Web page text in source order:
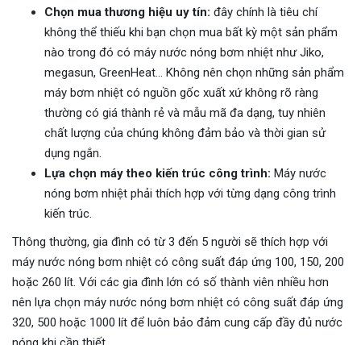
Chọn mua thương hiệu uy tín: đây chính là tiêu chí
không thể thiếu khi bạn chọn mua bất kỳ một sản phẩm
nào trong đó có máy nước nóng bơm nhiệt như Jiko,
megasun, GreenHeat… Không nên chọn những sản phẩm
máy bơm nhiệt có nguồn gốc xuất xứ không rõ ràng
thường có giá thành rẻ và mẫu mã đa dạng, tuy nhiên
chất lượng của chúng không đảm bảo và thời gian sử
dụng ngắn.
Lựa chọn máy theo kiến trúc công trình: Máy nước
nóng bơm nhiệt phải thích hợp với từng dạng công trình
kiến trúc.
Thông thường, gia đình có từ 3 đến 5 người sẽ thích hợp với
máy nước nóng bơm nhiệt có công suất đáp ứng 100, 150, 200
hoặc 260 lít. Với các gia đình lớn có số thành viên nhiều hơn
nên lựa chọn máy nước nóng bơm nhiệt có công suất đáp ứng
320, 500 hoặc 1000 lít để luôn bảo đảm cung cấp đầy đủ nước